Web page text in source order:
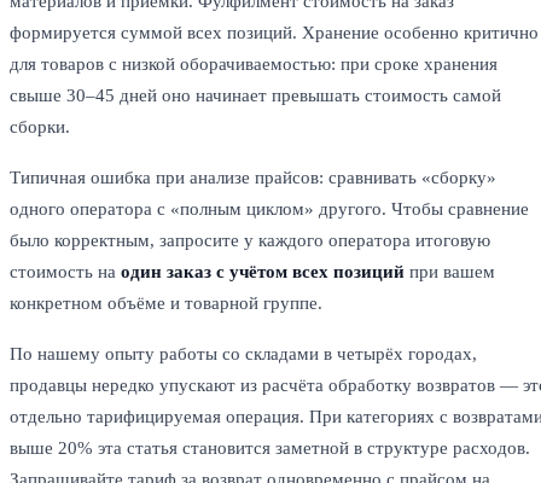
формируется суммой всех позиций. Хранение особенно критично
для товаров с низкой оборачиваемостью: при сроке хранения
свыше 30–45 дней оно начинает превышать стоимость самой
сборки.
Типичная ошибка при анализе прайсов: сравнивать «сборку»
одного оператора с «полным циклом» другого. Чтобы сравнение
было корректным, запросите у каждого оператора итоговую
стоимость на один заказ с учётом всех позиций при вашем
конкретном объёме и товарной группе.
По нашему опыту работы со складами в четырёх городах,
продавцы нередко упускают из расчёта обработку возвратов —
отдельно тарифицируемая операция. При категориях с
выше 20% эта статья становится заметной в структуре расходов.